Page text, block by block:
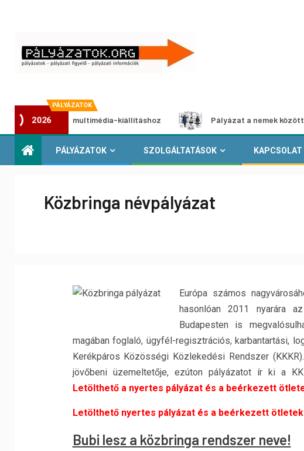
PÁLYÁZATOK
2026
multimédia-kiállításhoz Pályázat a nemek közötti
PÁLYÁZATOK SZOLGÁLTATÁSOK KAPCSOLAT
Közbringa névpályázat
Európa számos
hasonlóan 2011 nyarára
Budapesten is
magában foglaló, ügyfél-regisztrációs, karbantartási,
Kerékpáros Közösségi Közlekedési Rendszer
jövőbeni üzemeltetője, ezúton pályázatot ír ki a
Letölthető a nyertes pályázat és a beérkezett
Letölthető nyertes pályázat és a beérkezett ötletek
Bubi lesz a közbringa rendszer neve!